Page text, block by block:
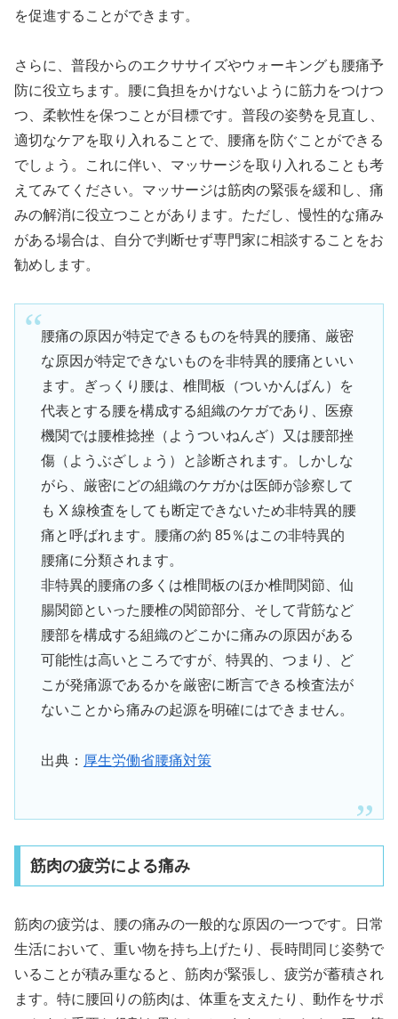
を促進することができます。
さらに、普段からのエクササイズやウォーキングも腰痛予
防に役立ちます。腰に負担をかけないように筋力をつけつ
つ、柔軟性を保つことが目標です。普段の姿勢を見直し、
適切なケアを取り入れることで、腰痛を防ぐことができる
でしょう。これに伴い、マッサージを取り入れることも考
えてみてください。マッサージは筋肉の緊張を緩和し、痛
みの解消に役立つことがあります。ただし、慢性的な痛み
がある場合は、自分で判断せず専門家に相談することをお
勧めします。
腰痛の原因が特定できるものを特異的腰痛、厳密
な原因が特定できないものを非特異的腰痛といい
ます。ぎっくり腰は、椎間板（ついかんばん）を
代表とする腰を構成する組織のケガであり、医療
機関では腰椎捻挫（ようついねんざ）又は腰部挫
傷（ようぶざしょう）と診断されます。しかしな
がら、厳密にどの組織のケガかは医師が診察して
も X 線検査をしても断定できないため非特異的腰
痛と呼ばれます。腰痛の約 85％はこの非特異的
腰痛に分類されます。
非特異的腰痛の多くは椎間板のほか椎間関節、仙
腸関節といった腰椎の関節部分、そして背筋など
腰部を構成する組織のどこかに痛みの原因がある
可能性は高いところですが、特異的、つまり、ど
こが発痛源であるかを厳密に断言できる検査法が
ないことから痛みの起源を明確にはできません。
出典： 厚生労働省腰痛対策
筋肉の疲労による痛み
筋肉の疲労は、腰の痛みの一般的な原因の一つです。日常
生活において、重い物を持ち上げたり、長時間同じ姿勢で
いることが積み重なると、筋肉が緊張し、疲労が蓄積され
ます。特に腰回りの筋肉は、体重を支えたり、動作をサポ